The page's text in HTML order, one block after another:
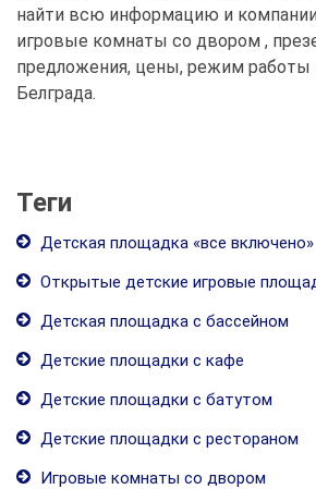
найти всю информацию и
игровые комнаты со двором ,
предложения, цены, режим работы
Белграда.
Теги
Детская площадка «все включено»
Открытые детские игровые
Детская площадка с бассейном
Детские площадки с кафе
Детские площадки с батутом
Детские площадки с рестораном
Игровые комнаты со двором